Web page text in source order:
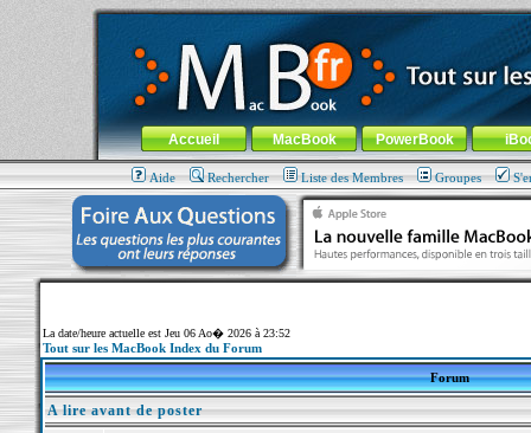
MacBook-fr.com : 100% Apple... 100% nomade !
Aller au contenu-Aller au menu général-Aller au menu de
Menu général
Accueil MacBook PowerBook
Aide Rechercher Liste des Membres Groupes
La date/heure actuelle est Jeu 06 Ao� 2026 à 23:52
Tout sur les MacBook Index du Forum
Forum
A lire avant de poster